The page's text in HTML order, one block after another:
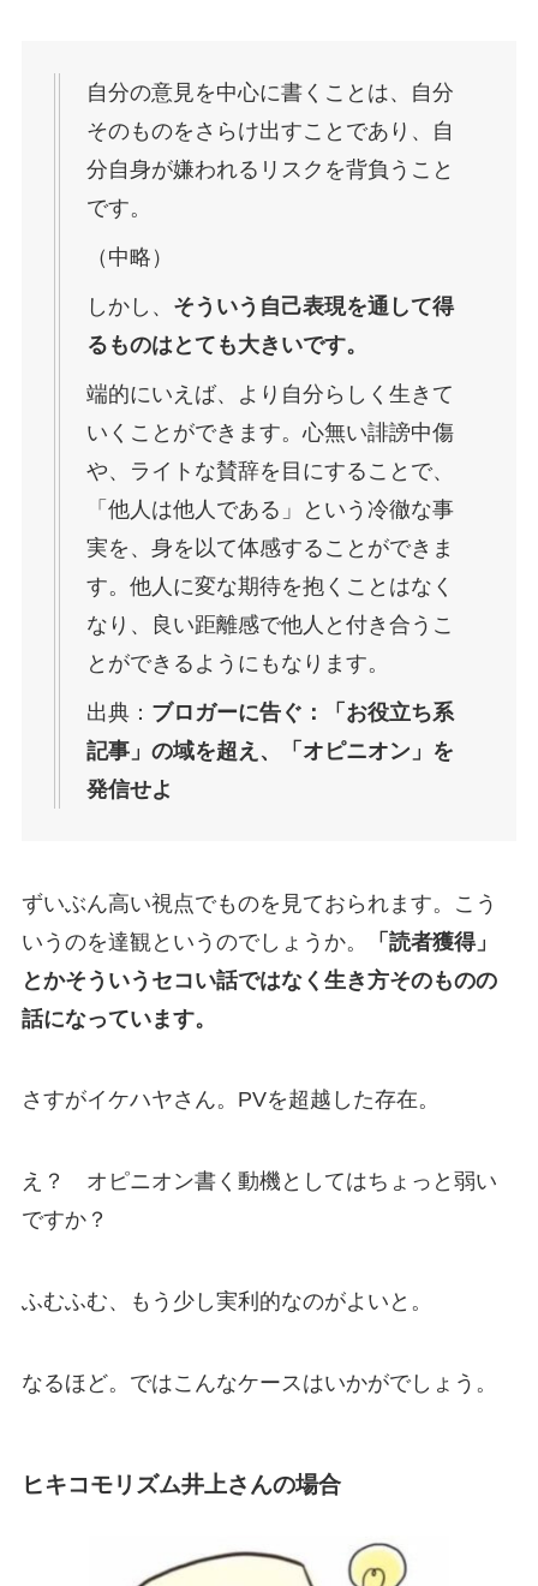
自分の意見を中心に書くことは、自分
そのものをさらけ出すことであり、自
分自身が嫌われるリスクを背負うこと
です。
（中略）
しかし、 そういう自己表現を通して得
るものはとても大きいです。
端的にいえば、より自分らしく生きて
いくことができます。心無い誹謗中傷
や、ライトな賛辞を目にすることで、
「他人は他人である」という冷徹な事
実を、身を以て体感することができま
す。他人に変な期待を抱くことはなく
なり、良い距離感で他人と付き合うこ
とができるようにもなります。
出典： ブロガーに告ぐ：「お役立ち系
記事」の域を超え、「オピニオン」を
発信せよ
ずいぶん高い視点でものを見ておられます。こう
いうのを達観というのでしょうか。
「読者獲得」
とかそういうセコい話ではなく生き方そのものの
話になっています。
さすがイケハヤさん。PVを超越した存在。
え？ オピニオン書く動機としてはちょっと弱い
ですか？
ふむふむ、もう少し実利的なのがよいと。
なるほど。ではこんなケースはいかがでしょう。
ヒキコモリズム井上さんの場合